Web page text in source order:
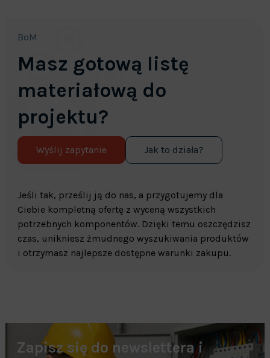
BoM
Masz gotową listę
materiałową do
projektu?
Wyślij zapytanie Jak to działa?
Jeśli tak, prześlij ją do nas, a przygotujemy dla
Ciebie kompletną ofertę z wyceną wszystkich
potrzebnych komponentów. Dzięki temu oszczędzisz
czas, unikniesz żmudnego wyszukiwania produktów
i otrzymasz najlepsze dostępne warunki zakupu.
Zapisz się do newslettera i